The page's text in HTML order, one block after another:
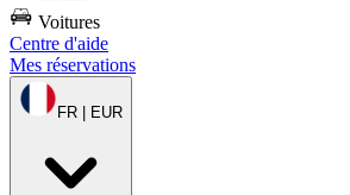
Voitures
Centre d'aide
Mes réservations
FR | EUR